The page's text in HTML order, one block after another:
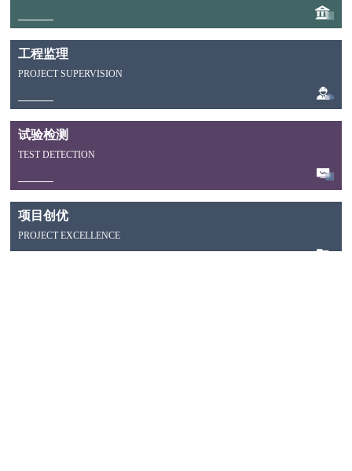
工程监理
PROJECT SUPERVISION
试验检测
TEST DETECTION
项目创优
PROJECT EXCELLENCE